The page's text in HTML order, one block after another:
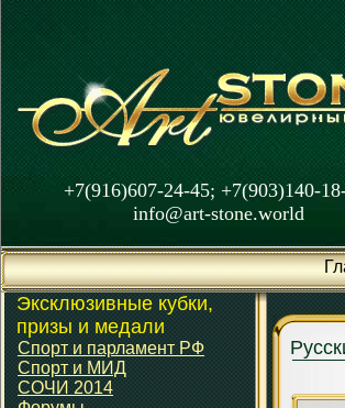
+7(916)607-24-45; +7(903)140-
info@art-stone.world
Эксклюзивные кубки,
призы и медали
Спорт и парламент РФ
Спорт и МИД
СОЧИ 2014